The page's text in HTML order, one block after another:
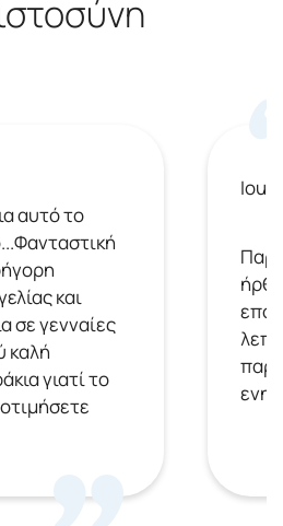
αυτό το
και
σε γενναίες
καλή
γιατί το
Ioulia